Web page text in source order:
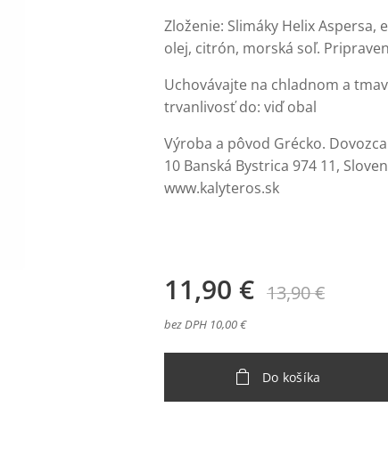
Zloženie: Slimáky Helix Aspersa,
olej, citrón, morská soľ.
Uchovávajte na chladnom a
trvanlivosť do: viď obal
Výroba a pôvod Grécko.
10 Banská Bystrica 974 11,
www.kalyteros.sk
11,90 € 13,90€
bez DPH 10,00 €
Do košíka